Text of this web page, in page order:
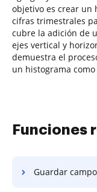
objetivo es crear un
cifras trimestrales
cubre la adición de
ejes vertical y
demuestra el
un histograma
Funciones
Guardar campo de fecha